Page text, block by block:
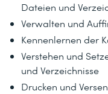
Dateien und
Verwalten und
Kennenlernen der
Verstehen und
und Verzeichnisse
Drucken und